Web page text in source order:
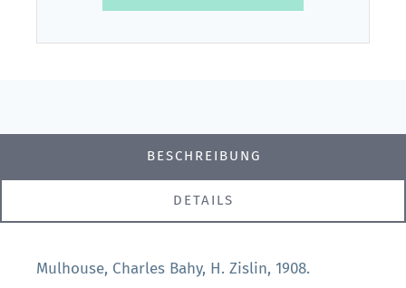
BESCHREIBUNG
DETAILS
Mulhouse, Charles Bahy, H. Zislin, 1908.